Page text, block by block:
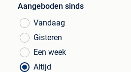
Aangeboden sinds
Vandaag
Gisteren
Een week
Altijd